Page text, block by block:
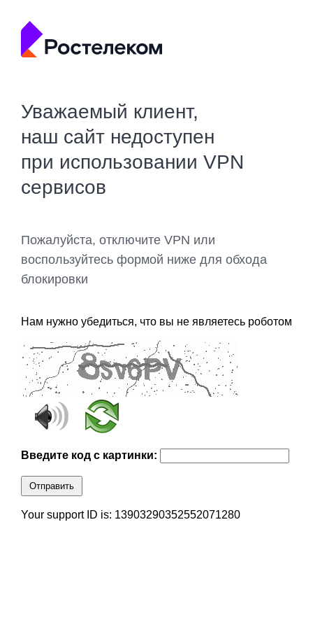
Уважаемый клиент,
наш сайт недоступен
при использовании VPN
сервисов
Пожалуйста, отключите VPN или
воспользуйтесь формой ниже для обхода
блокировки
Нам нужно убедиться, что вы не являетесь роботом
Введите код с картинки:
Отправить
Your support ID is: 13903290352552071280